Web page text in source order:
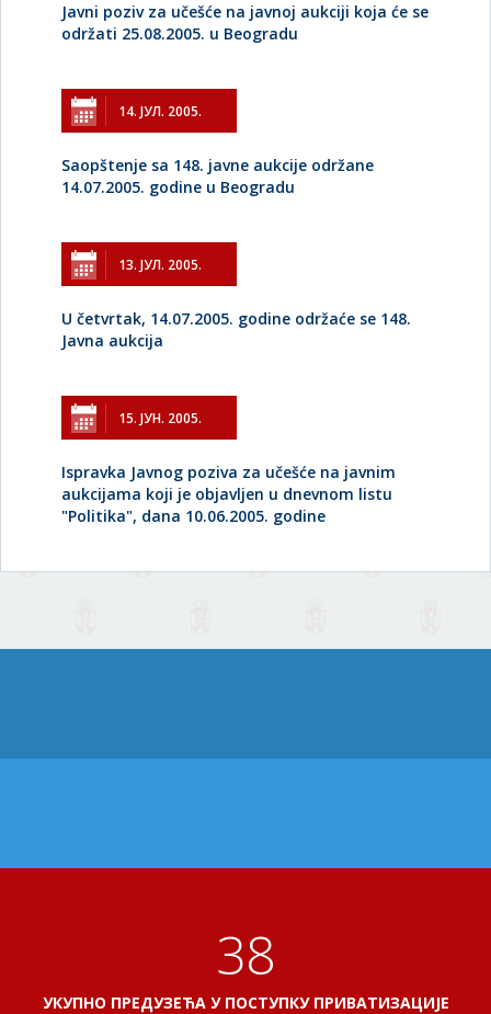
Javni poziv za učešće na javnoj aukciji koja će se
održati 25.08.2005. u Beogradu
14. ЈУЛ. 2005.
Saopštenje sa 148. javne aukcije održane
14.07.2005. godine u Beogradu
13. ЈУЛ. 2005.
U četvrtak, 14.07.2005. godine održaće se 148.
Javna aukcija
15. ЈУН. 2005.
Ispravka Javnog poziva za učešće na javnim
aukcijama koji je objavljen u dnevnom listu
"Politika", dana 10.06.2005. godine
41
УКУПНО ПРЕДУЗЕЋА У ПОСТУПКУ ПРИВАТИЗАЦИЈЕ